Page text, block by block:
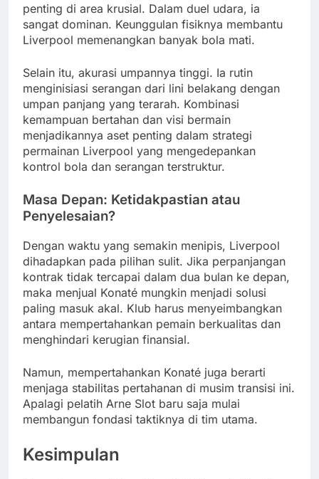
penting di area krusial. Dalam duel udara, ia
sangat dominan. Keunggulan fisiknya membantu
Liverpool memenangkan banyak bola mati.
Selain itu, akurasi umpannya tinggi. Ia rutin
menginisiasi serangan dari lini belakang dengan
umpan panjang yang terarah. Kombinasi
kemampuan bertahan dan visi bermain
menjadikannya aset penting dalam strategi
permainan Liverpool yang mengedepankan
kontrol bola dan serangan terstruktur.
Masa Depan: Ketidakpastian atau
Penyelesaian?
Dengan waktu yang semakin menipis, Liverpool
dihadapkan pada pilihan sulit. Jika perpanjangan
kontrak tidak tercapai dalam dua bulan ke depan,
maka menjual Konaté mungkin menjadi solusi
paling masuk akal. Klub harus menyeimbangkan
antara mempertahankan pemain berkualitas dan
menghindari kerugian finansial.
Namun, mempertahankan Konaté juga berarti
menjaga stabilitas pertahanan di musim transisi ini.
Apalagi pelatih Arne Slot baru saja mulai
membangun fondasi taktiknya di tim utama.
Kesimpulan